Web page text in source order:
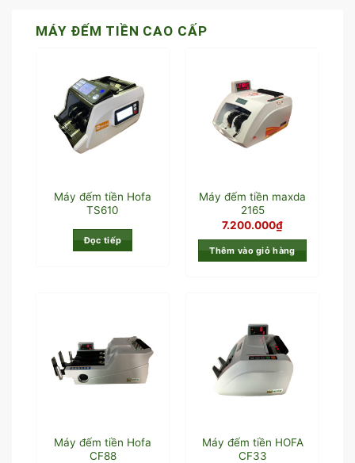
MÁY ĐẾM TIỀN CAO CẤP
Máy đếm tiền Hofa
TS610
Đọc tiếp
Máy đếm tiền maxda
2165
7.200.000₫
Thêm vào giỏ hàng
Máy đếm tiền Hofa
CF88
Máy đếm tiền HOFA
CF33